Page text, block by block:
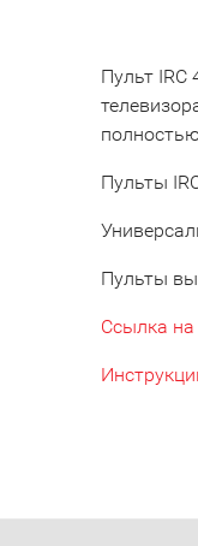
Пульт IRC
Пульты
Пульты
Ссылка на